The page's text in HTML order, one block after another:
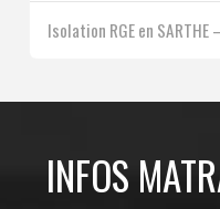
Isolation RGE en SARTHE
INFOS